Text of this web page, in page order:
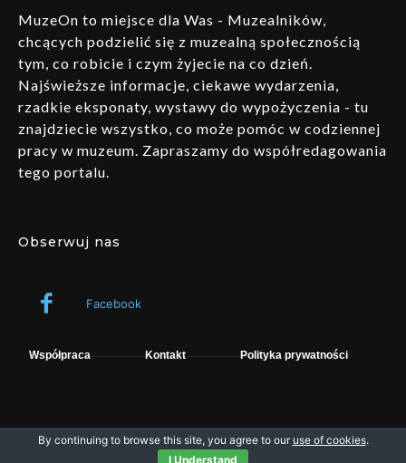
MuzeOn to miejsce dla Was - Muzealników,
chcących podzielić się z muzealną społecznością
tym, co robicie i czym żyjecie na co dzień.
Najświeższe informacje, ciekawe wydarzenia,
rzadkie eksponaty, wystawy do wypożyczenia - tu
znajdziecie wszystko, co może pomóc w codziennej
pracy w muzeum. Zapraszamy do współredagowania
tego portalu.
Obserwuj nas
Facebook
Współpraca Kontakt Polityka prywatności
Wszelkie prawa zastrzeżone © fpsystem. Powered by Muzeo.
By continuing to browse this site, you agree to our use of cookies.
I Understand